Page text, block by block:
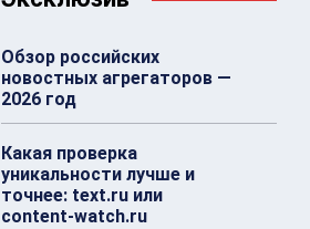
Обзор российских
новостных агрегаторов —
2026 год
Какая проверка
уникальности лучше и
точнее: text.ru или
content-watch.ru